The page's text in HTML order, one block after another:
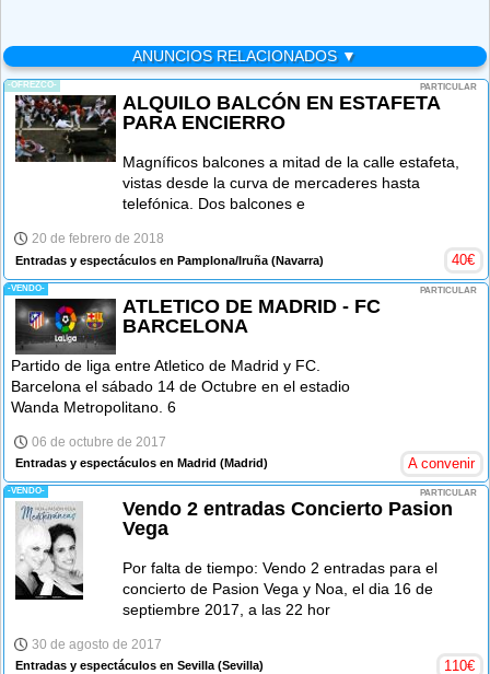
ANUNCIOS RELACIONADOS ▼
-OFREZCO- PARTICULAR
ALQUILO BALCÓN EN ESTAFETA
PARA ENCIERRO
Magníficos balcones a mitad de la calle estafeta,
vistas desde la curva de mercaderes hasta
telefónica. Dos balcones e
20 de febrero de 2018
Entradas y espectáculos en Pamplona/Iruña (Navarra) 40€
-VENDO- PARTICULAR
ATLETICO DE MADRID - FC
BARCELONA
Partido de liga entre Atletico de Madrid y FC.
Barcelona el sábado 14 de Octubre en el estadio
Wanda Metropolitano. 6
06 de octubre de 2017
Entradas y espectáculos en Madrid (Madrid) A convenir
-VENDO- PARTICULAR
Vendo 2 entradas Concierto Pasion
Vega
Por falta de tiempo: Vendo 2 entradas para el
concierto de Pasion Vega y Noa, el dia 16 de
septiembre 2017, a las 22 hor
30 de agosto de 2017
Entradas y espectáculos en Sevilla (Sevilla) 110€